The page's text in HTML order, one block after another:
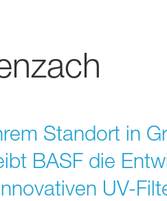
Standort in
BASF die
UV-